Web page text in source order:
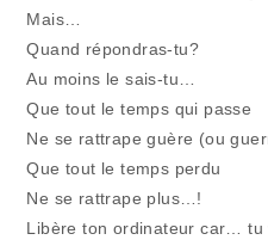
Mais…
Quand répondras-tu?
Au moins le sais-tu…
Que tout le temps qui passe
Ne se rattrape guère (ou
Que tout le temps perdu
Ne se rattrape plus…!
Libère ton ordinateur car… tu